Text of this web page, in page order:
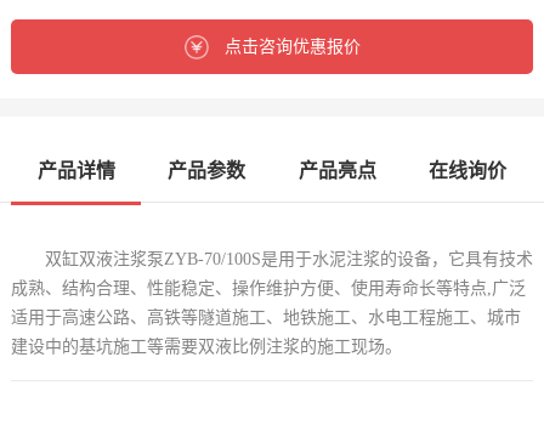
点击咨询优惠报价
产品详情 产品参数 产品亮点 在线询价
双缸双液注浆泵ZYB-70/100S是用于水泥注浆的设备，它具有技术
成熟、结构合理、性能稳定、操作维护方便、使用寿命长等特点,广泛
适用于高速公路、高铁等隧道施工、地铁施工、水电工程施工、城市
建设中的基坑施工等需要双液比例注浆的施工现场。